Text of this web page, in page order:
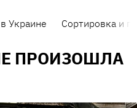
Украине Сортировка и
ПРОИЗОШЛА